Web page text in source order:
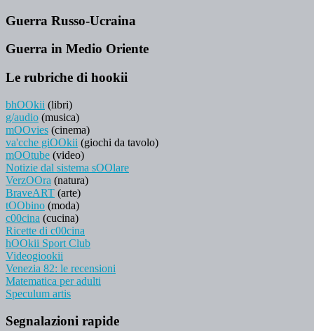
Guerra Russo-Ucraina
Guerra in Medio Oriente
Le rubriche di hookii
bhOOkii (libri)
g/audio (musica)
mOOvies (cinema)
va'cche giOOkii (giochi da tavolo)
mOOtube (video)
Notizie dal sistema sOOlare
VerzOOra (natura)
BraveART (arte)
tOObino (moda)
c00cina (cucina)
Ricette di c00cina
hOOkii Sport Club
Videogiookii
Venezia 82: le recensioni
Matematica per adulti
Speculum artis
Segnalazioni rapide